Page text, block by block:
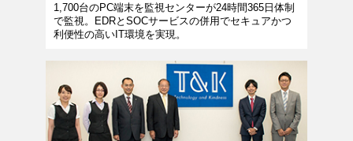
1,700台のPC端末を監視センターが24時間365日体制
で監視。EDRとSOCサービスの併用でセキュアかつ
利便性の高いIT環境を実現。